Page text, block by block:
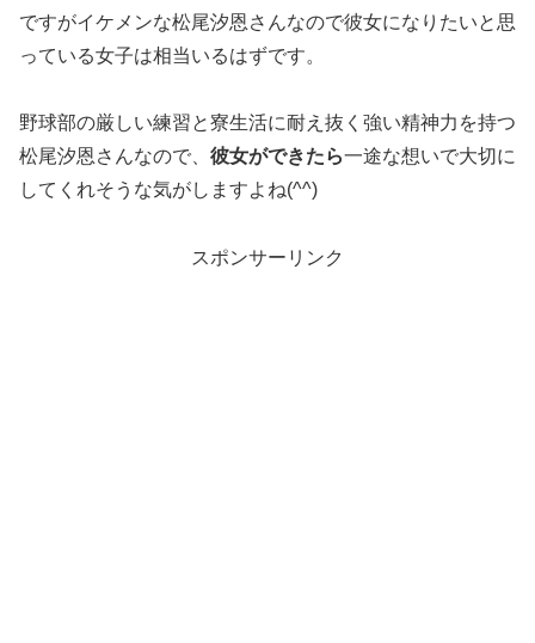
ですがイケメンな松尾汐恩さんなので彼女になりたいと思
っている女子は相当いるはずです。
野球部の厳しい練習と寮生活に耐え抜く強い精神力を持つ
松尾汐恩さんなので、 彼女ができたら一途な想いで大切に
してくれそうな気がしますよね(^^)
スポンサーリンク